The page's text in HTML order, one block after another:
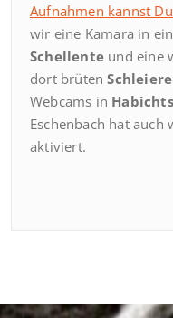
Aufnahmen kannst
wir eine Kamara in
Schellente und eine
dort brüten
Webcams in
Eschenbach hat auch
aktiviert.